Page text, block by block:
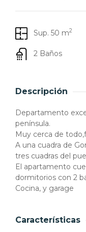
Sup. 50 m2
2 Baños
Descripción
Departamento
península.
Muy cerca de
A una cuadra de
tres cuadras del
El apartamento
dormitorios con 2
Cocina, y garage
Características